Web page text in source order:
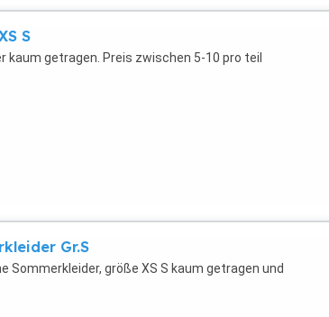
S
kaum getragen. Preis zwischen 5-10 pro teil
Gr.S
Sommerkleider, größe XS S kaum getragen und